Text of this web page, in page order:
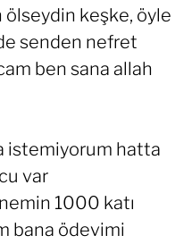
keşke, öyle
senden nefret
ben sana allah
istemiyorum hatta
var
1000 katı
bana ödevimi